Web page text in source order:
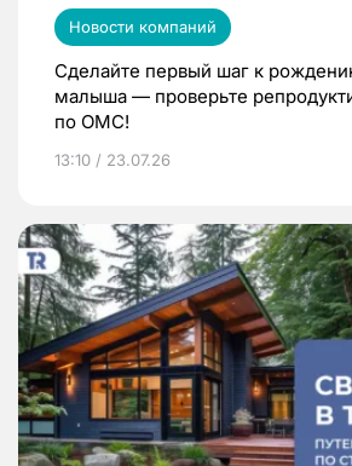
Новости компаний
Сделайте первый шаг к
малыша — проверьте
по ОМС!
13:10 / 23.07.26